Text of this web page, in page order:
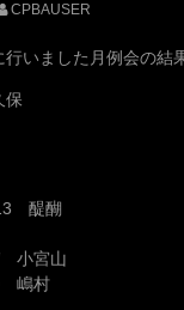
CPBAUSER
いました月例会の結
保
醍醐
小宮山
村